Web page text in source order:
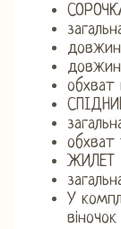
обхват
обхват
ЖИЛЕТ
У
віночок